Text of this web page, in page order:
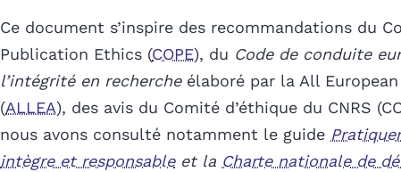
Ce document s’inspire des recommandations du
Publication Ethics (COPE), du Code de conduite
l’intégrité en rechercheélaboré par la All European
(ALLEA), des avis du Comité d’éthique du CNRS
nous avons consulté notamment le guide
intègre et responsableet la Charte nationale de